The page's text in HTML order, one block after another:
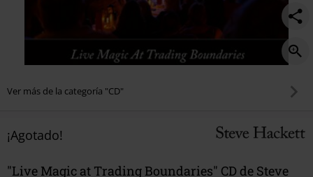
Ver más de la categoría "CD"
¡Agotado!
"Live Magic at Trading Boundaries" CD de Steve